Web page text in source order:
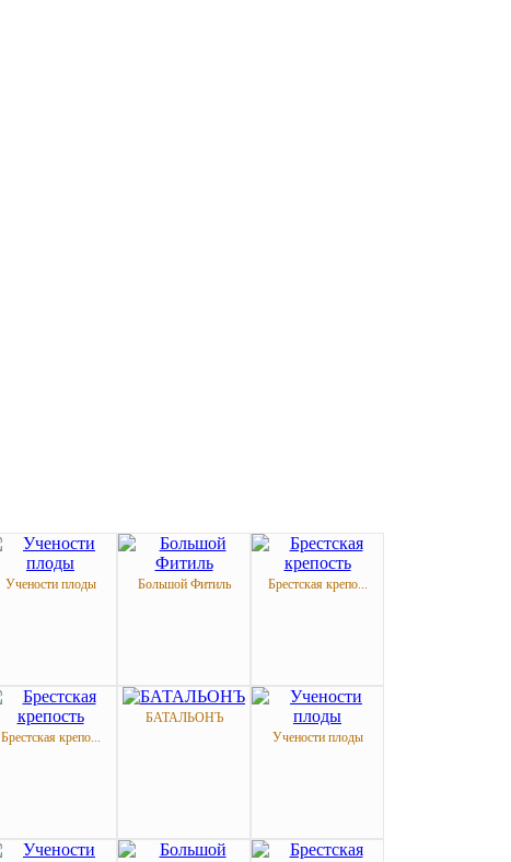
Учености плоды
Большой Фитиль Брестская крепо...
Брестская крепо...
БАТАЛЬОНЪ
Учености плоды